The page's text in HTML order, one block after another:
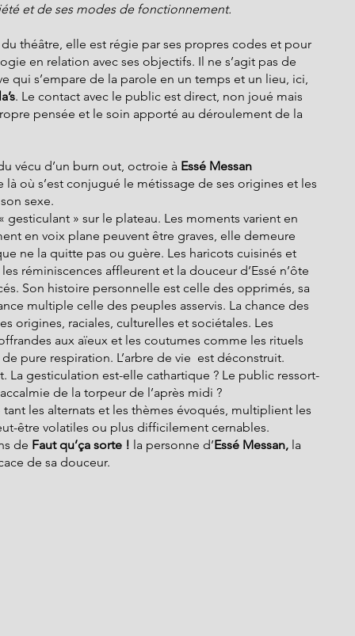
et de ses modes de fonctionnement.
théâtre, elle est régie par ses propres codes et pour
en relation avec ses objectifs. Il ne s’agit pas de
qui s’empare de la parole en un temps et un lieu, ici,
. Le contact avec le public est direct, non joué mais
pensée et le soin apporté au déroulement de la
vécu d’un burn out, octroie à Essé Messan
où s’est conjugué le métissage de ses origines et les
sexe.
» sur le plateau. Les moments varient en
en voix plane peuvent être graves, elle demeure
ne la quitte pas ou guère. Les haricots cuisinés et
réminiscences affleurent et la douceur d’Essé n’ôte
Son histoire personnelle est celle des opprimés, sa
multiple celle des peuples asservis. La chance des
origines, raciales, culturelles et sociétales. Les
aux aïeux et les coutumes comme les rituels
pure respiration. L’arbre de vie  est déconstruit.
La gesticulation est-elle cathartique ? Le public ressort-
de la torpeur de l’après midi ?
les alternats et les thèmes évoqués, multiplient les
être volatiles ou plus difficilement cernables.
de Faut qu’ça sorte ! la personne d’Essé Messan, la
de sa douceur.